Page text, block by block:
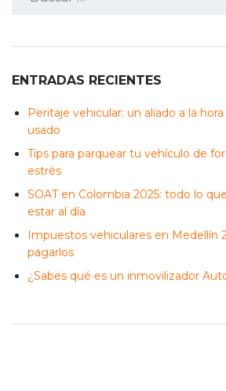
ENTRADAS RECIENTES
Peritaje vehicular: un aliado a la
usado
Tips para parquear tu vehículo de
estrés
SOAT en Colombia 2025: todo lo
estar al día
Impuestos vehiculares en Medellín
pagarlos
¿Sabes qué es un inmovilizador